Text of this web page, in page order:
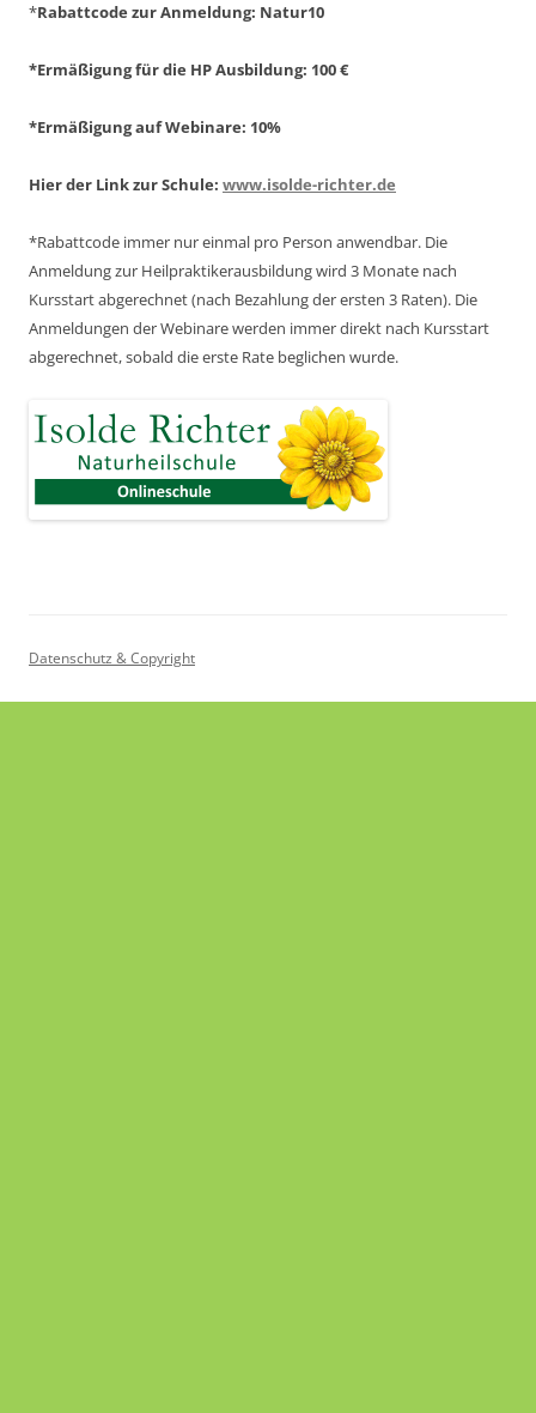
*Rabattcode zur Anmeldung: Natur10
*Ermäßigung für die HP Ausbildung: 100 €
*Ermäßigung auf Webinare: 10%
Hier der Link zur Schule: www.isolde-richter.de
*Rabattcode immer nur einmal pro Person anwendbar. Die
Anmeldung zur Heilpraktikerausbildung wird 3 Monate nach
Kursstart abgerechnet(nach Bezahlung der ersten 3 Raten). Die
Anmeldungen der Webinare werden immer direkt nach Kursstart
abgerechnet,sobald die erste Rate beglichen wurde.
Datenschutz & Copyright